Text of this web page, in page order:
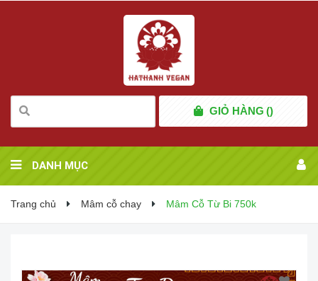
GIỎ HÀNG ()
DANH MỤC
Trang chủ Mâm cỗ chay Mâm Cỗ Từ Bi 750k